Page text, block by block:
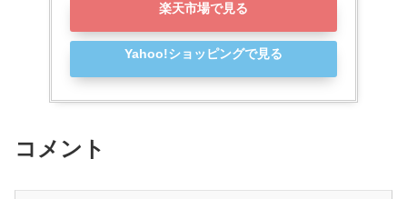
楽天市場で見る
Yahoo!ショッピングで見る
コメント